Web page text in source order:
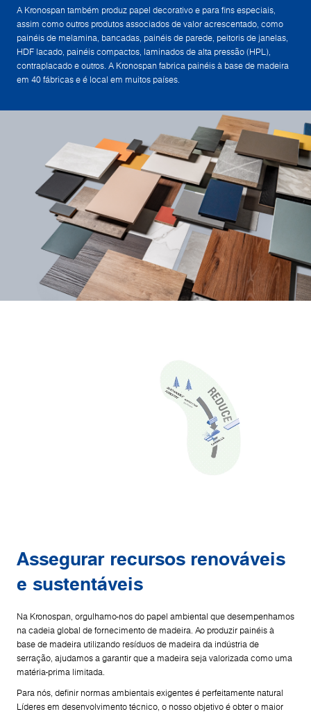
A Kronospan também produz papel decorativo e para fins especiais,
assim como outros produtos associados de valor acrescentado, como
painéis de melamina, bancadas, painéis de parede, peitoris de janelas,
HDF lacado, painéis compactos, laminados de alta pressão (HPL),
contraplacado e outros. A Kronospan fabrica painéis à base de madeira
em 40 fábricas e é local em muitos países.
Assegurar recursos renováveis
e sustentáveis
Na Kronospan, orgulhamo-nos do papel ambiental que desempenhamos
na cadeia global de fornecimento de madeira​. Ao produzir painéis à
base de madeira utilizando resíduos de madeira da indústria de
serração, ajudamos a garantir que a madeira seja valorizada como uma
matéria-prima limitada.
Para nós, definir normas ambientais exigentes é perfeitamente natural
Líderes em desenvolvimento técnico, o nosso objetivo é obter o maior